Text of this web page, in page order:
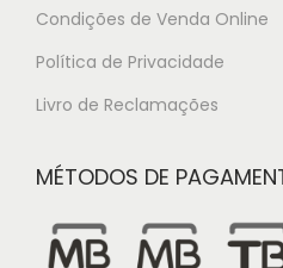
Condições de Venda Online
Política de Privacidade
Livro de Reclamações
MÉTODOS DE